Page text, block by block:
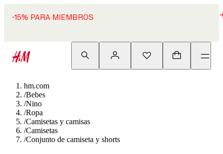
-15% PARA MIEMBROS
hm.com
/Bebes
/Nino
/Ropa
/Camisetas y camisas
/Camisetas
/Conjunto de camiseta y shorts